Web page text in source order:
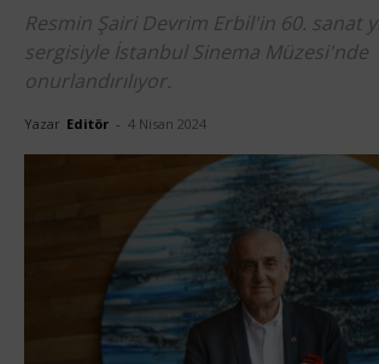
Resmin Şairi Devrim Erbil'in 60. sanat
sergisiyle İstanbul Sinema Müzesi'nde
onurlandırılıyor.
Yazar Editör - 4 Nisan 2024